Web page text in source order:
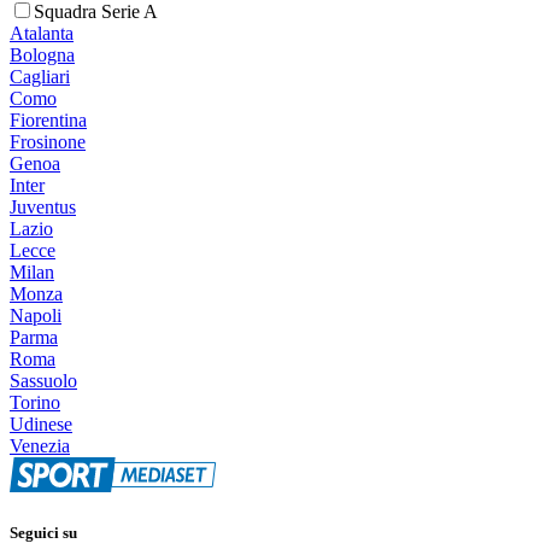
Squadra Serie A
Atalanta
Bologna
Cagliari
Como
Fiorentina
Frosinone
Genoa
Inter
Juventus
Lazio
Lecce
Milan
Monza
Napoli
Parma
Roma
Sassuolo
Torino
Udinese
Venezia
Seguici su